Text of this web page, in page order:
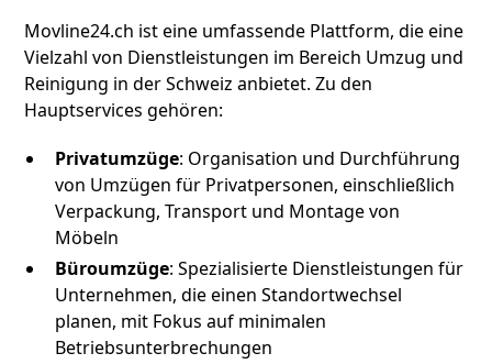
Movline24.ch ist eine umfassende Plattform, die eine
Vielzahl von Dienstleistungen im Bereich Umzug und
Reinigung in der Schweiz anbietet. Zu den
Hauptservices gehören:
Privatumzüge: Organisation und Durchführung
von Umzügen für Privatpersonen, einschließlich
Verpackung, Transport und Montage von
Möbeln
Büroumzüge: Spezialisierte Dienstleistungen für
Unternehmen, die einen Standortwechsel
planen, mit Fokus auf minimalen
Betriebsunterbrechungen